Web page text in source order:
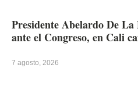
Presidente Abelardo De La
ante el Congreso, en Cali
7 agosto, 2026